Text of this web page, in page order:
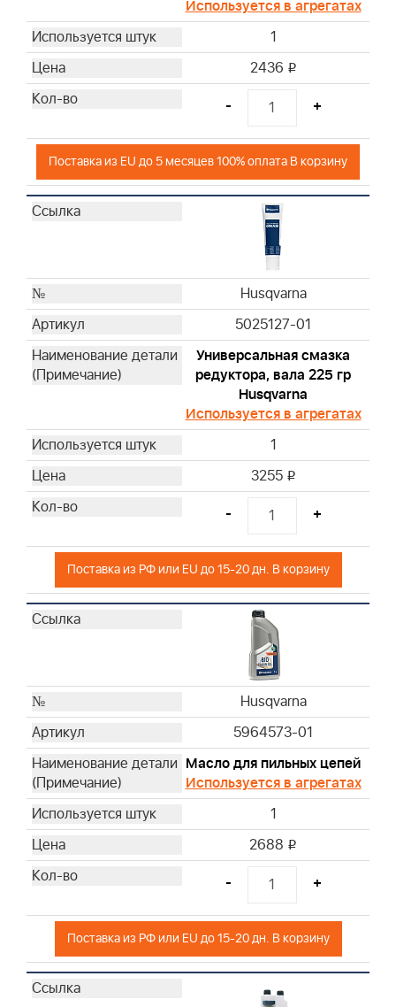
Husqvarna
Husqvarna
Husqvarna
Husqvarna
Husqvarna
Husqvarna
Husqvarna
Husqvarna
Husqvarna
Husqvarna
Husqvarna
Husqvarna
Husqvarna
Husqvarna
Husqvarna
Husqvarna
Husqvarna
Husqvarna
Husqvarna
Husqvarna
Husqvarna
Husqvarna
Husqvarna
Husqvarna
Husqvarna
Husqvarna
Husqvarna
Husqvarna
Husqvarna
Husqvarna
Husqvarna
Husqvarna
Husqvarna
Husqvarna
Husqvarna
Husqvarna
Husqvarna
Husqvarna
Husqvarna
Husqvarna
Husqvarna
Используется в агрегатах
1
2436 i
- +
Поставка из EU до 5 месяцев 100% оплата В корзину
Husqvarna
5025127-01
Универсальная смазка
редуктора, вала 225 гр
Husqvarna
Используется в агрегатах
1
3255 i
- +
Поставка из РФ или EU до 15-20 дн. В корзину
Husqvarna
5964573-01
Масло для пильных цепей
Используется в агрегатах
1
2688 i
- +
Поставка из РФ или EU до 15-20 дн. В корзину